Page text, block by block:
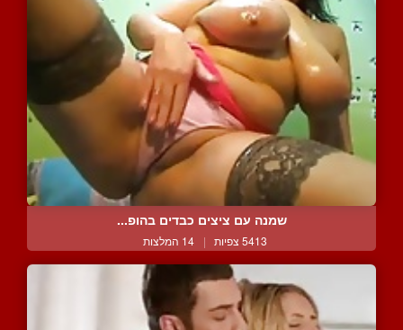
שמנה עם ציצים כבדים בהופ...
5413 צפיות | 14 המלצות